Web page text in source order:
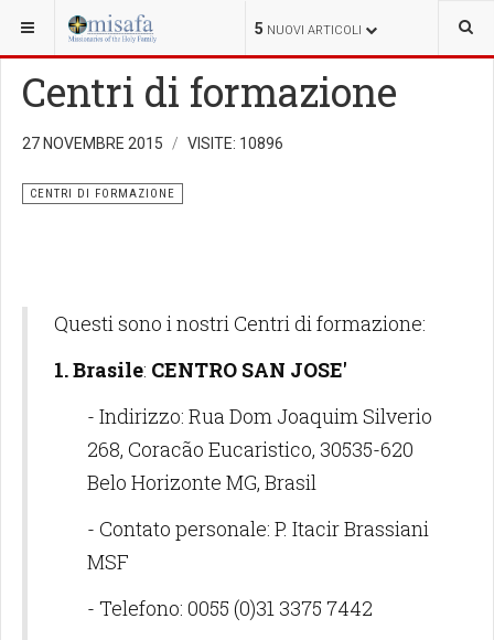
5 NUOVI ARTICOLI
SEI QUI: VOCAZIONE CENTRI DI FORMAZIONE
Centri di formazione
27 NOVEMBRE 2015 VISITE: 10896
CENTRI DI FORMAZIONE
Questi sono i nostri Centri di formazione:
1.Brasile: CENTRO SAN JOSE'
- Indirizzo: Rua Dom Joaquim Silverio
268, Coracão Eucaristico, 30535-620
Belo Horizonte MG, Brasil
- Contato personale: P. Itacir Brassiani
MSF
- Telefono: 0055 (0)31 3375 7442